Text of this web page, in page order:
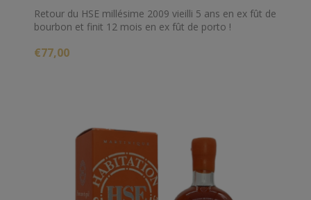
Retour du HSE millésime 2009 vieilli 5 ans en ex fût de
bourbon et finit 12 mois en ex fût de porto !
€77,00